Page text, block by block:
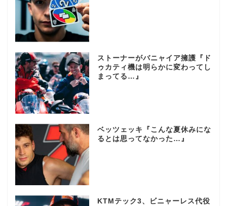
ストーナーがバニャイア擁護『ド
ゥカティ機は明らかに変わってし
まってる…』
ベッツェッキ『こんな夏休みにな
るとは思ってなかった…』
KTMテック3、ビニャーレス代役